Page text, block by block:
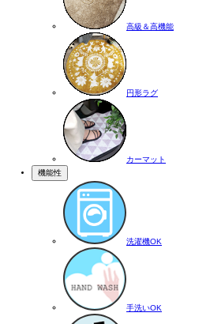
高級＆高機能
円形ラグ
カーマット
機能性
洗濯機OK
手洗いOK